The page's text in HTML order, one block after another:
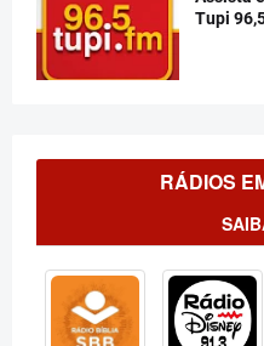
Tupi
RÁDIOS